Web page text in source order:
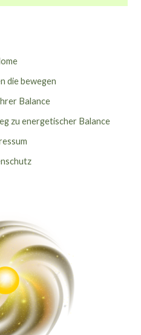
die bewegen
Balance
zu energetischer Balance